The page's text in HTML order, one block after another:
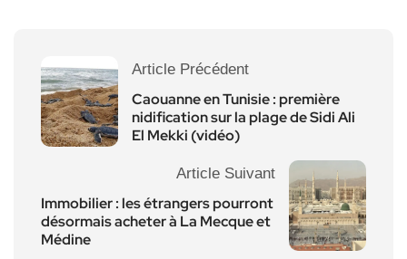
Article Précédent
Caouanne en Tunisie : première
nidification sur la plage de Sidi Ali
El Mekki (vidéo)
Article Suivant
Immobilier : les étrangers pourront
désormais acheter à La Mecque et
Médine